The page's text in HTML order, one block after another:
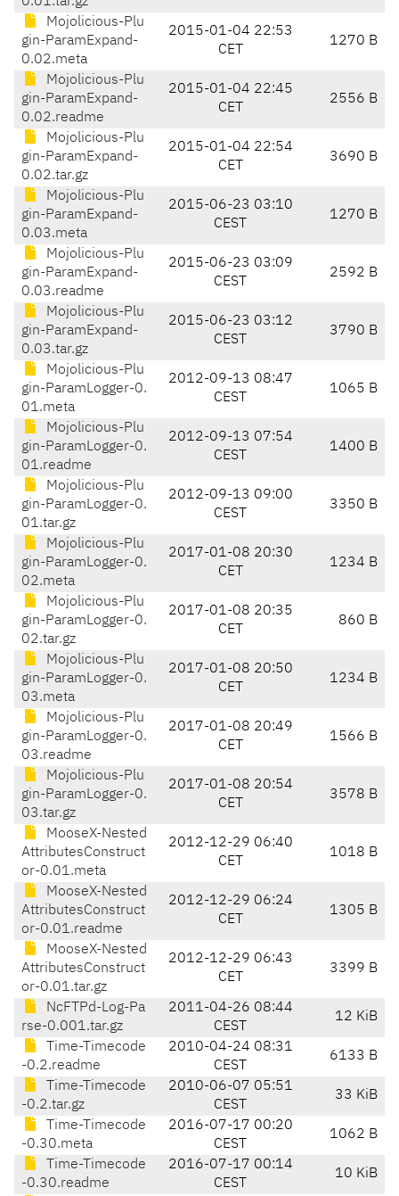
Mojolicious-Plu
gin-ParamExpand-
0.02.meta
2015-01-04 22:53
CET
1270 B
Mojolicious-Plu
gin-ParamExpand-
0.02.readme
2015-01-04 22:45
CET
2556 B
Mojolicious-Plu
gin-ParamExpand-
0.02.tar.gz
2015-01-04 22:54
CET
3690 B
Mojolicious-Plu
gin-ParamExpand-
0.03.meta
2015-06-23 03:10
CEST
1270 B
Mojolicious-Plu
gin-ParamExpand-
0.03.readme
2015-06-23 03:09
CEST
2592 B
Mojolicious-Plu
gin-ParamExpand-
0.03.tar.gz
2015-06-23 03:12
CEST
3790 B
Mojolicious-Plu
gin-ParamLogger-0.
01.meta
2012-09-13 08:47
CEST
1065 B
Mojolicious-Plu
gin-ParamLogger-0.
01.readme
2012-09-13 07:54
CEST
1400 B
Mojolicious-Plu
gin-ParamLogger-0.
01.tar.gz
2012-09-13 09:00
CEST
3350 B
Mojolicious-Plu
gin-ParamLogger-0.
02.meta
2017-01-08 20:30
CET
1234 B
Mojolicious-Plu
gin-ParamLogger-0.
02.tar.gz
2017-01-08 20:35
CET
860 B
Mojolicious-Plu
gin-ParamLogger-0.
03.meta
2017-01-08 20:50
CET
1234 B
Mojolicious-Plu
gin-ParamLogger-0.
03.readme
2017-01-08 20:49
CET
1566 B
Mojolicious-Plu
gin-ParamLogger-0.
03.tar.gz
2017-01-08 20:54
CET
3578 B
MooseX-Nested
AttributesConstruct
or-0.01.meta
2012-12-29 06:40
CET
1018 B
MooseX-Nested
AttributesConstruct
or-0.01.readme
2012-12-29 06:24
CET
1305 B
MooseX-Nested
AttributesConstruct
or-0.01.tar.gz
2012-12-29 06:43
CET
3399 B
NcFTPd-Log-Pa
rse-0.001.tar.gz
2011-04-26 08:44
CEST
12 KiB
Time-Timecode
-0.2.readme
2010-04-24 08:31
CEST
6133 B
Time-Timecode
-0.2.tar.gz
2010-06-07 05:51
CEST
33 KiB
Time-Timecode
-0.30.meta
2016-07-17 00:20
CEST
1062 B
Time-Timecode
-0.30.readme
2016-07-17 00:14
CEST
10 KiB